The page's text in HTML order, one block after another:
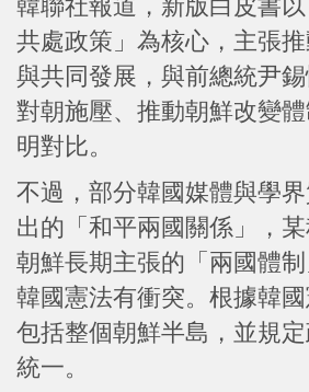
韓聯社報道，新版白皮書
共處政策」為核心，主張
與共同發展，與前總統尹
對朝施壓、推動朝鮮改變
明對比。
不過，部分韓國媒體與學
出的「和平兩國關係」，
朝鮮長期主張的「兩國體
韓國憲法有衝突。根據韓
包括整個朝鮮半島，並規
統一。